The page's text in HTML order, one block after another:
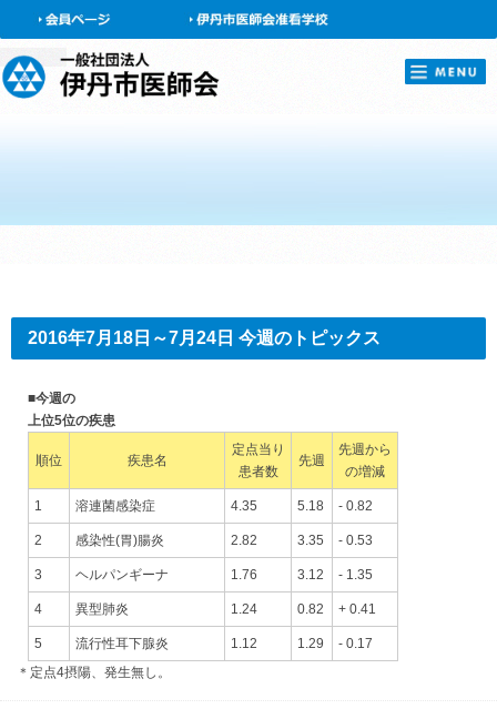
会員ページ
2016年7月18日～7月24日 今週のトピックス
■今週の
上位5位の疾患
順位 疾患名
定点当り
患者数
先週
先週から
の増減
1 溶連菌感染症 4.35 5.18 - 0.82
2 感染性(胃)腸炎 2.82 3.35 - 0.53
3 ヘルパンギーナ 1.76 3.12 - 1.35
4 異型肺炎 1.24 0.82 + 0.41
5 流行性耳下腺炎 1.12 1.29
- 0.17
＊定点4摂陽、発生無し。